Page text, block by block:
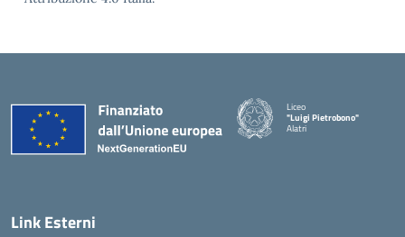
Liceo
"Luigi Pietrobono"
Alatri
Link Esterni